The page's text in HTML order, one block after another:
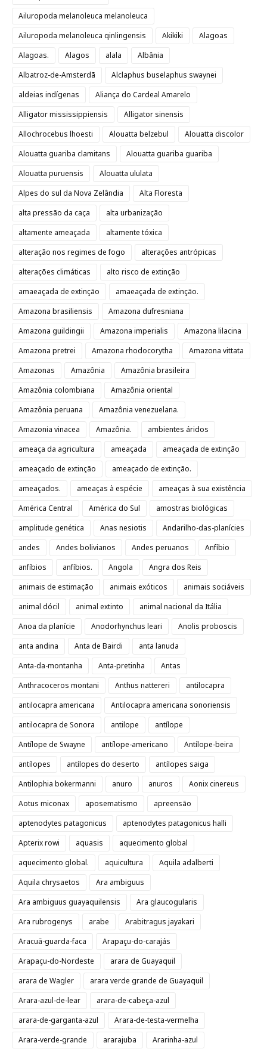
Ailuropoda melanoleuca melanoleuca
Ailuropoda melanoleuca qinlingensis
Akikiki
Alagoas
Alagoas.
Alagos alala
Albânia
Albatroz-de-Amsterdã
Alclaphus buselaphus swaynei
aldeias indígenas
Aliança do Cardeal Amarelo
Alligator mississippiensis
Alligator sinensis
Allochrocebus lhoesti
Alouatta belzebul
Alouatta discolor
Alouatta guariba clamitans
Alouatta guariba guariba
Alouatta puruensis
Alouatta ululata
Alpes do sul da Nova Zelândia
Alta Floresta
alta pressão da caça
alta urbanização
altamente ameaçada
altamente tóxica
alteração nos regimes de fogo
alterações antrópicas
alterações climáticas
alto risco de extinção
amaeaçada de extinção
amaeaçada de extinção.
Amazona brasiliensis
Amazona dufresniana
Amazona guildingii
Amazona imperialis
Amazona lilacina
Amazona pretrei
Amazona rhodocorytha
Amazona vittata
Amazonas
Amazônia
Amazônia brasileira
Amazônia colombiana
Amazônia oriental
Amazônia peruana
Amazônia venezuelana.
Amazonia vinacea
Amazônia.
ambientes áridos
ameaça da agricultura
ameaçada
ameaçada de extinção
ameaçado de extinção
ameaçado de extinção.
ameaçados.
ameaças à espécie
ameaças à sua existência
América Central
América do Sul
amostras biológicas
amplitude genética
Anas nesiotis
Andarilho-das-planícies
andes
Andes bolivianos Andes peruanos
Anfíbio
anfíbios
anfíbios. Angola
Angra dos Reis
animais de estimação
animais exóticos
animais sociáveis
animal dócil
animal extinto
animal nacional da Itália
Anoa da planície
Anodorhynchus leari
Anolis proboscis
anta andina
Anta de Bairdi
anta lanuda
Anta-da-montanha
Anta-pretinha
Antas
Anthracoceros montani
Anthus nattereri
antilocapra
antilocapra americana
Antilocapra americana sonoriensis
antilocapra de Sonora
antilope
antílope
Antílope de Swayne
antílope-americano
Antílope-beira
antílopes
antílopes do deserto
antílopes saiga
Antilophia bokermanni
anuro anuros
Aonix cinereus
Aotus miconax
aposematismo
apreensão
aptenodytes patagonicus
aptenodytes patagonicus halli
Apterix rowi
aquasis
aquecimento global
aquecimento global.
aquicultura
Aquila adalberti
Aquila chrysaetos
Ara ambiguus
Ara ambiguus guayaquilensis
Ara glaucogularis
Ara rubrogenys
arabe
Arabitragus jayakari
Aracuã-guarda-faca
Arapaçu-do-carajás
Arapaçu-do-Nordeste
arara de Guayaquil
arara de Wagler
arara verde grande de Guayaquil
Arara-azul-de-lear
arara-de-cabeça-azul
arara-de-garganta-azul
Arara-de-testa-vermelha
Arara-verde-grande
ararajuba
Ararinha-azul